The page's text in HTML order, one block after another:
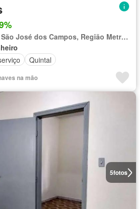
Região Imediata de São José dos Campos, Região Metropolitana do Vale do Paraíba e Litoral Norte
Quintal
na mão
5fotos